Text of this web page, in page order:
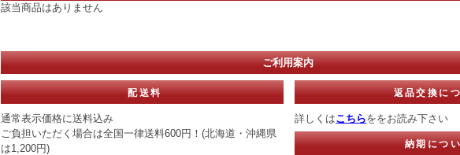
該当商品はありません
ご利用案内
配送料
通常表示価格に送料込み
ご負担いただく場合は全国一律送料600円！(北海道・沖縄県
は1,200円)
返品交換に
詳しくはこちらををお読み下さい
納期につ